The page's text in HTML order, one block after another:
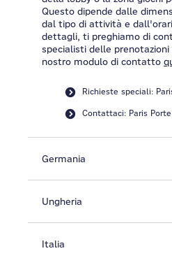
Questo dipende dalle
dal tipo di attività e
dettagli, ti preghiamo di
specialisti delle
nostro modulo di contatto
Richieste speciali:
Contattaci: Paris
Germania
Ungheria
Italia